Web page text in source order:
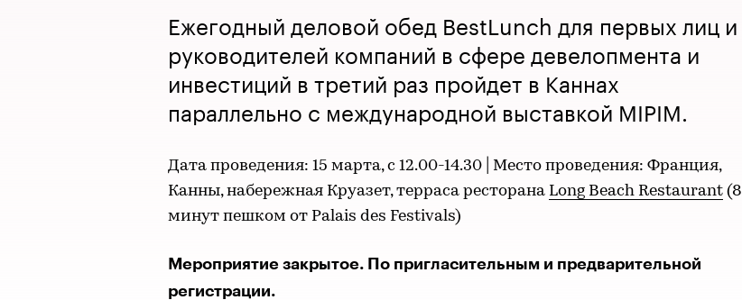
Ежегодный деловой обед BestLunch для первых лиц и
руководителей компаний в сфере девелопмента и
инвестиций в третий раз пройдет в Каннах
параллельно с международной выставкой MIPIM.
Дата проведения: 15 марта, с 12.00-14.30 | Место проведения: Франция,
Канны, набережная Круазет, терраса ресторана Long Beach Restaurant (8
минут пешком от Palais des Festivals)
Мероприятие закрытое. По пригласительным и предварительной
регистрации.